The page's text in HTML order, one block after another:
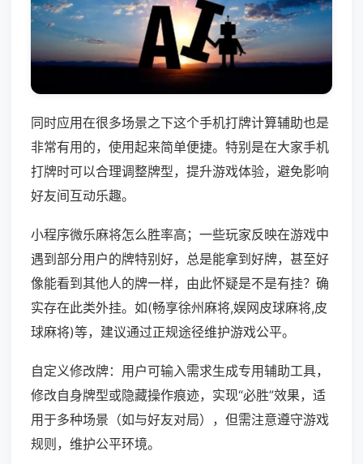
同时应用在很多场景之下这个手机打牌计算辅助也是
非常有用的，使用起来简单便捷。特别是在大家手机
打牌时可以合理调整牌型，提升游戏体验，避免影响
好友间互动乐趣。
小程序微乐麻将怎么胜率高；一些玩家反映在游戏中
遇到部分用户的牌特别好，总是能拿到好牌，甚至好
像能看到其他人的牌一样，由此怀疑是不是有挂？确
实存在此类外挂。如(畅享徐州麻将,娱网皮球麻将,皮
球麻将)等，建议通过正规途径维护游戏公平。
自定义修改牌：用户可输入需求生成专用辅助工具，
修改自身牌型或隐藏操作痕迹，实现“必胜”效果，适
用于多种场景（如与好友对局），但需注意遵守游戏
规则，维护公平环境。